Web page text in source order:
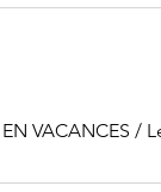
VACANCES /